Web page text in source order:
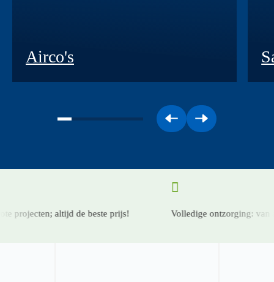
Airco's
projecten; altijd de beste prijs! Volledige ontzorging: van